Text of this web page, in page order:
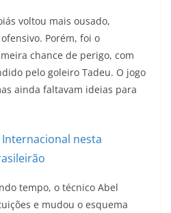
voltou mais ousado,
Porém, foi o
chance de perigo, com
pelo goleiro Tadeu. O jogo
ainda faltavam ideias para
nesta
tempo, o técnico Abel
e mudou o esquema